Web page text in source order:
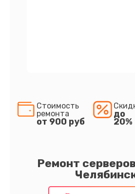
Ремонт
Стоимость
ремонта
от 900 руб
до
20%